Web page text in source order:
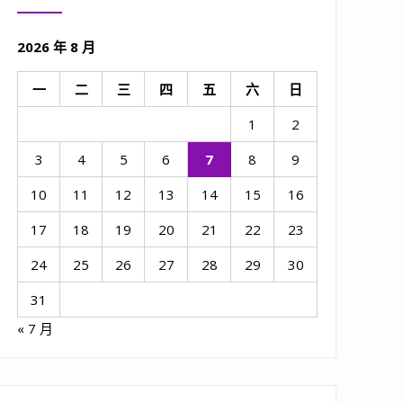
2026 年 8 月
一 二 三 四 五 六
日
1
2
3
4 5 6 7 8
9
10
11 12 13 14 15
16
17
18 19 20 21 22
23
24
25 26 27 28 29
30
31
« 7 月